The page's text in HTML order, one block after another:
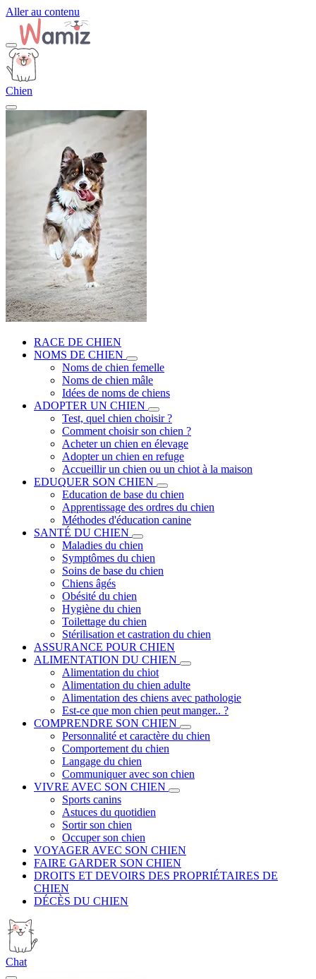
Aller au contenu
Chien
RACE DE CHIEN
NOMS DE CHIEN
Noms de chien femelle
Noms de chien mâle
Idées de noms de chiens
ADOPTER UN CHIEN
Test, quel chien choisir ?
Comment choisir son chien ?
Acheter un chien en élevage
Adopter un chien en refuge
Accueillir un chien ou un chiot à la maison
EDUQUER SON CHIEN
Education de base du chien
Apprentissage des ordres du chien
Méthodes d'éducation canine
SANTÉ DU CHIEN
Maladies du chien
Symptômes du chien
Soins de base du chien
Chiens âgés
Obésité du chien
Hygiène du chien
Toilettage du chien
Stérilisation et castration du chien
ASSURANCE POUR CHIEN
ALIMENTATION DU CHIEN
Alimentation du chiot
Alimentation du chien adulte
Alimentation des chiens avec pathologie
Est-ce que mon chien peut manger.. ?
COMPRENDRE SON CHIEN
Personnalité et caractère du chien
Comportement du chien
Langage du chien
Communiquer avec son chien
VIVRE AVEC SON CHIEN
Sports canins
Astuces du quotidien
Sortir son chien
Occuper son chien
VOYAGER AVEC SON CHIEN
FAIRE GARDER SON CHIEN
DROITS ET DEVOIRS DES PROPRIÉTAIRES DE
CHIEN
DÉCÈS DU CHIEN
Chat